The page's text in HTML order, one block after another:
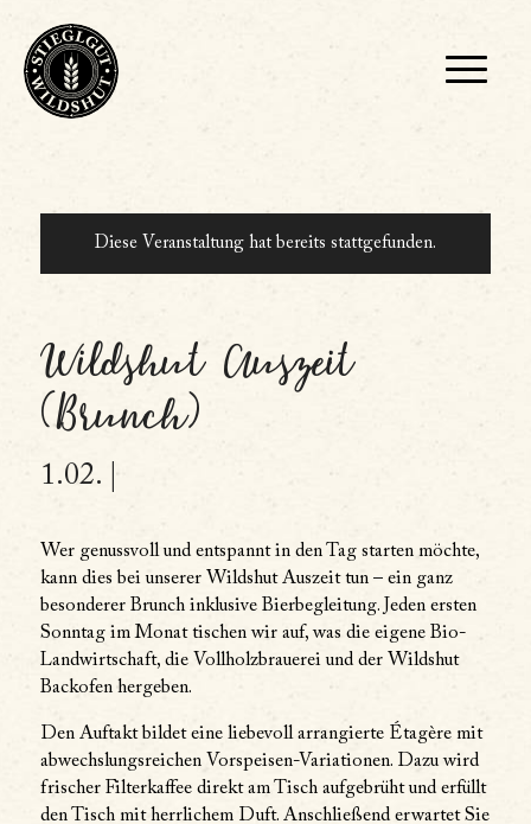
Diese Veranstaltung hat bereits stattgefunden.
Wildshut Auszeit
(Brunch)
1.02. |
Wer genussvoll und entspannt in den Tag starten möchte,
kann dies bei unserer Wildshut Auszeit tun – ein ganz
besonderer Brunch inklusive Bierbegleitung. Jeden ersten
Sonntag im Monat tischen wir auf, was die eigene Bio-
Landwirtschaft, die Vollholzbrauerei und der Wildshut
Backofen hergeben.
Den Auftakt bildet eine liebevoll arrangierte Étagère mit
abwechslungsreichen Vorspeisen-Variationen. Dazu wird
frischer Filterkaffee direkt am Tisch aufgebrüht und erfüllt
den Tisch mit herrlichem Duft. Anschließend erwartet Sie